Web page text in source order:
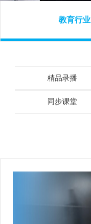
教育行业
精品录播
同步课堂